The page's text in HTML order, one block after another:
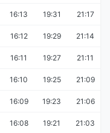
16:13 19:31 21:17
16:12 19:29 21:14
16:11 19:27 21:11
16:10 19:25 21:09
16:09 19:23 21:06
16:08 19:21 21:03